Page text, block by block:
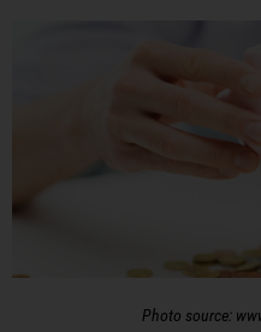
Photo source: